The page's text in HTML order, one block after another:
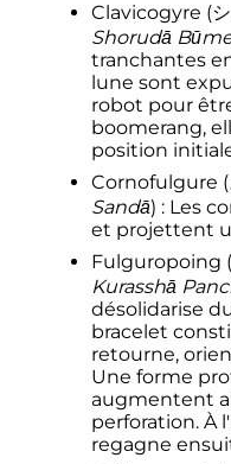
Clavicogyre (
Shorudā
tranchantes
lune sont
robot pour
boomerang,
position
Cornofulgure (
Sandā) : Les
et projettent
Fulguropoing (
Kurasshā
désolidarise
bracelet
retourne,
Une forme
augmentent
perforation. À
regagne